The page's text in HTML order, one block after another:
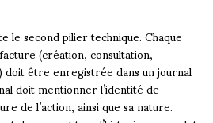
le second pilier technique. Chaque
(création, consultation,
être enregistrée dans un journal
doit mentionner l’identité de
de l’action, ainsi que sa nature.